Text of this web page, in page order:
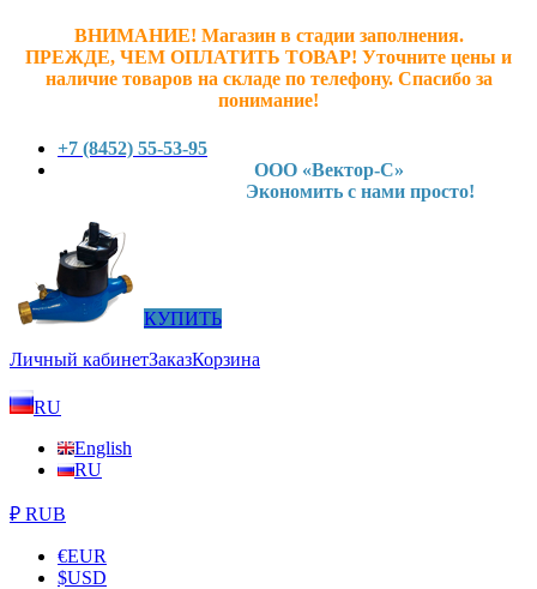
ВНИМАНИЕ! Магазин в стадии заполнения.
ПРЕЖДЕ, ЧЕМ ОПЛАТИТЬ ТОВАР! Уточните цены и
наличие товаров на складе по телефону. Спасибо за
понимание!
+7 (8452) 55-53-95
ООО «Вектор-С»
Экономить с нами просто!
КУПИТЬ
Личный кабинетЗаказКорзина
RU
English
RU
₽ RUB
€EUR
$USD